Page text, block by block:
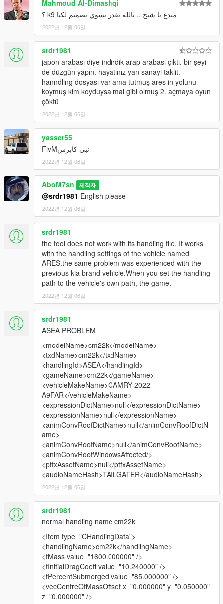
Hand on Steering
HQ Interior
V-Ray for some lights
no 3D engine
------
Grand Theft Auto V\mods\update\x64\dlcpacks
Discord Server : https://discord.gg/9dZN5nkC9K
Discord : abom7sn
Mahmoud Al-Dimashqi
مبدع يا شيخ ,, بالله تقدر تسوي تصميم لكيا k9 ؟
2022년 12월 06일
srdr1981
japon arabası diye indirdik arap arabası çıktı. bir şeyi
de düzgün yapın. hayatınız yan sanayi taklit.
hanndling dosyası var ama tutmuş ares in yolunu
koymuş kim koyduysa mal gibi olmuş 2. açmaya oyun
çöktü
2022년 12월 06일
yasser55
نبي كابرسFivM
2022년 12월 06일
AboM7sn 제작자
@srdr1981 English please
2022년 12월 06일
srdr1981
the tool does not work with its handling file. It works
with the handling settings of the vehicle named
ARES.the same problem was experienced with the
previous kia brand vehicle.When you set the handling
path to the vehicle's own path, the game.
2022년 12월 06일
srdr1981
ASEA PROBLEM
<modelName>cm22k</modelName>
<txdName>cm22k</txdName>
<handlingId>ASEA</handlingId>
<gameName>cm22k</gameName>
<vehicleMakeName>CAMRY 2022
A9FAR</vehicleMakeName>
<expressionDictName>null</expressionDictName>
<expressionName>null</expressionName>
<animConvRoofDictName>null</animConvRoofDictN
ame>
<animConvRoofName>null</animConvRoofName>
<animConvRoofWindowsAffected/>
<ptfxAssetName>null</ptfxAssetName>
<audioNameHash>TAILGATER</audioNameHash>
2022년 12월 06일
srdr1981
normal handling name cm22k
<Item type="CHandlingData">
<handlingName>cm22k</handlingName>
<fMass value="1600.000000" />
<fInitialDragCoeff value="10.240000" />
<fPercentSubmerged value="85.000000" />
<vecCentreOfMassOffset x="0.000000" y="0.050000"
z="0.000000" />